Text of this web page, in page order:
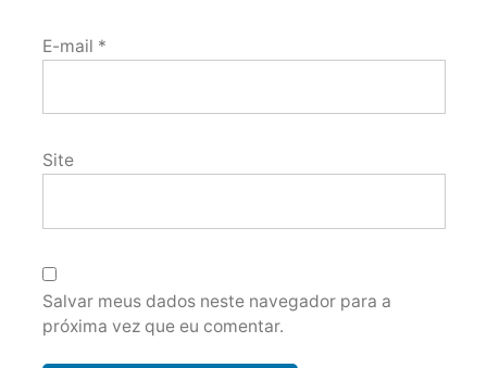
E-mail *
Site
Salvar meus dados neste navegador para a
próxima vez que eu comentar.